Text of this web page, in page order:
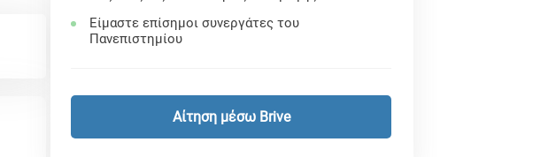
Είμαστε επίσημοι συνεργάτες του
Πανεπιστημίου
Αίτηση μέσω Brive